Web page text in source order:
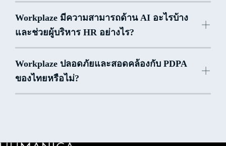
Workplaze มีความสามารถด้าน AI อะไรบ้าง
และช่วยผู้บริหาร HR อย่างไร?
AI Manpower Planning
Workplaze ปลอดภัยและสอดคล้องกับ PDPA
ของไทยหรือไม่?